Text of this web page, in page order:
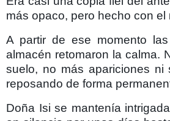
más opaco, pero hecho con el
A partir de ese momento
almacén retomaron la calma.
suelo, no más apariciones ni
reposando de forma
Doña Isi se mantenía